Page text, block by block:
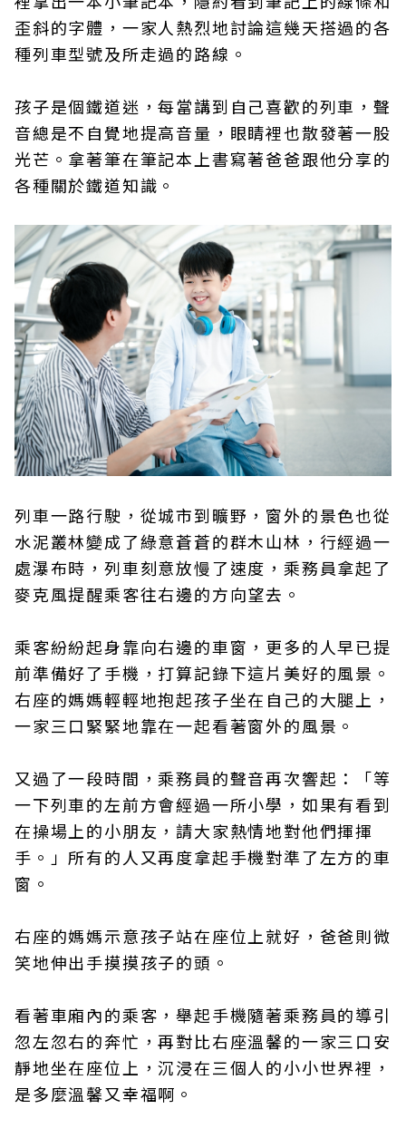
歪斜的字體，一家人熱烈地討論這幾天搭過的各
種列車型號及所走過的路線。
孩子是個鐵道迷，每當講到自己喜歡的列車，聲
音總是不自覺地提高音量，眼睛裡也散發著一股
光芒。拿著筆在筆記本上書寫著爸爸跟他分享的
各種關於鐵道知識。
列車一路行駛，從城市到曠野，窗外的景色也從
水泥叢林變成了綠意蒼蒼的群木山林，行經過一
處瀑布時，列車刻意放慢了速度，乘務員拿起了
麥克風提醒乘客往右邊的方向望去。
乘客紛紛起身靠向右邊的車窗，更多的人早已提
前準備好了手機，打算記錄下這片美好的風景。
右座的媽媽輕輕地抱起孩子坐在自己的大腿上，
一家三口緊緊地靠在一起看著窗外的風景。
又過了一段時間，乘務員的聲音再次響起：「等
一下列車的左前方會經過一所小學，如果有看到
在操場上的小朋友，請大家熱情地對他們揮揮
手。」所有的人又再度拿起手機對準了左方的車
窗。
右座的媽媽示意孩子站在座位上就好，爸爸則微
笑地伸出手摸摸孩子的頭。
看著車廂內的乘客，舉起手機隨著乘務員的導引
忽左忽右的奔忙，再對比右座溫馨的一家三口安
靜地坐在座位上，沉浸在三個人的小小世界裡，
是多麼溫馨又幸福啊。